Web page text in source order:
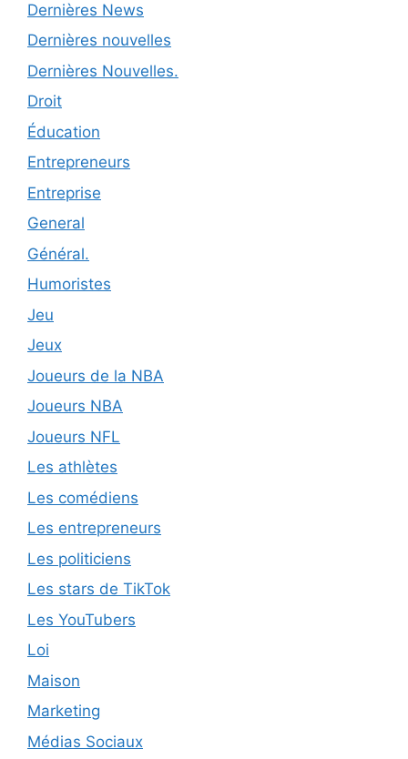
Dernières News
Dernières nouvelles
Dernières Nouvelles.
Droit
Éducation
Entrepreneurs
Entreprise
General
Général.
Humoristes
Jeu
Jeux
Joueurs de la NBA
Joueurs NBA
Joueurs NFL
Les athlètes
Les comédiens
Les entrepreneurs
Les politiciens
Les stars de TikTok
Les YouTubers
Loi
Maison
Marketing
Médias Sociaux